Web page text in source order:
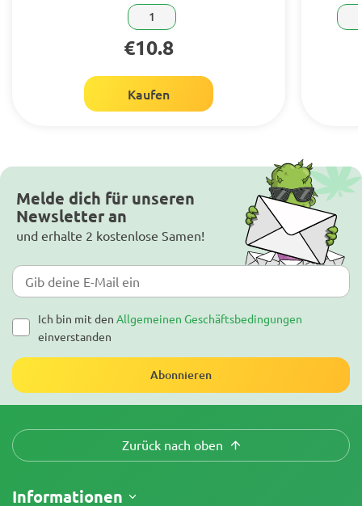
1
€10.8
Kaufen
Melde dich für unseren
Newsletter an
und erhalte 2 kostenlose Samen!
Ich bin mit den Allgemeinen Geschäftsbedingungen
einverstanden
Abonnieren
Zurück nach oben
Informationen